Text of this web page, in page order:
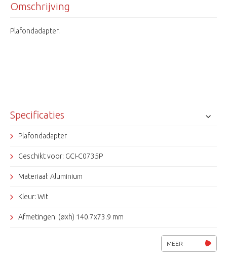
Omschrijving
Plafondadapter.
Specificaties
Plafondadapter
Geschikt voor: GCI-C0735P
Materiaal: Aluminium
Kleur: Wit
Afmetingen: (øxh) 140.7x73.9 mm
MEER